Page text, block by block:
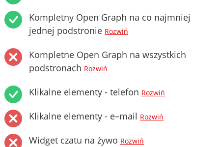
Kompletny Open Graph na co najmniej
jednej podstronie Rozwiń
Kompletne Open Graph na wszystkich
podstronach Rozwiń
Klikalne elementy - telefon Rozwiń
Klikalne elementy - e–mail Rozwiń
Widget czatu na żywo Rozwiń